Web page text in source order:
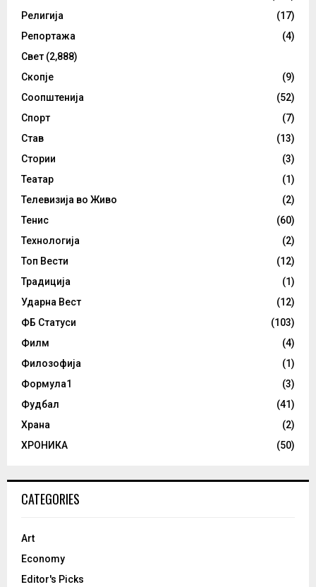
Религија
(17)
Репортажа
(4)
Свет (2,888)
Скопје
(9)
Соопштенија
(52)
Спорт
(7)
Став
(13)
Стории
(3)
Театар
(1)
Телевизија во Живо
(2)
Тенис
(60)
Технологија
(2)
Топ Вести
(12)
Традиција
(1)
Ударна Вест
(12)
ФБ Статуси
(103)
Филм
(4)
Филозофија
(1)
Формула1
(3)
Фудбал
(41)
Храна
(2)
ХРОНИКА
(50)
CATEGORIES
Art
Economy
Editor's Picks